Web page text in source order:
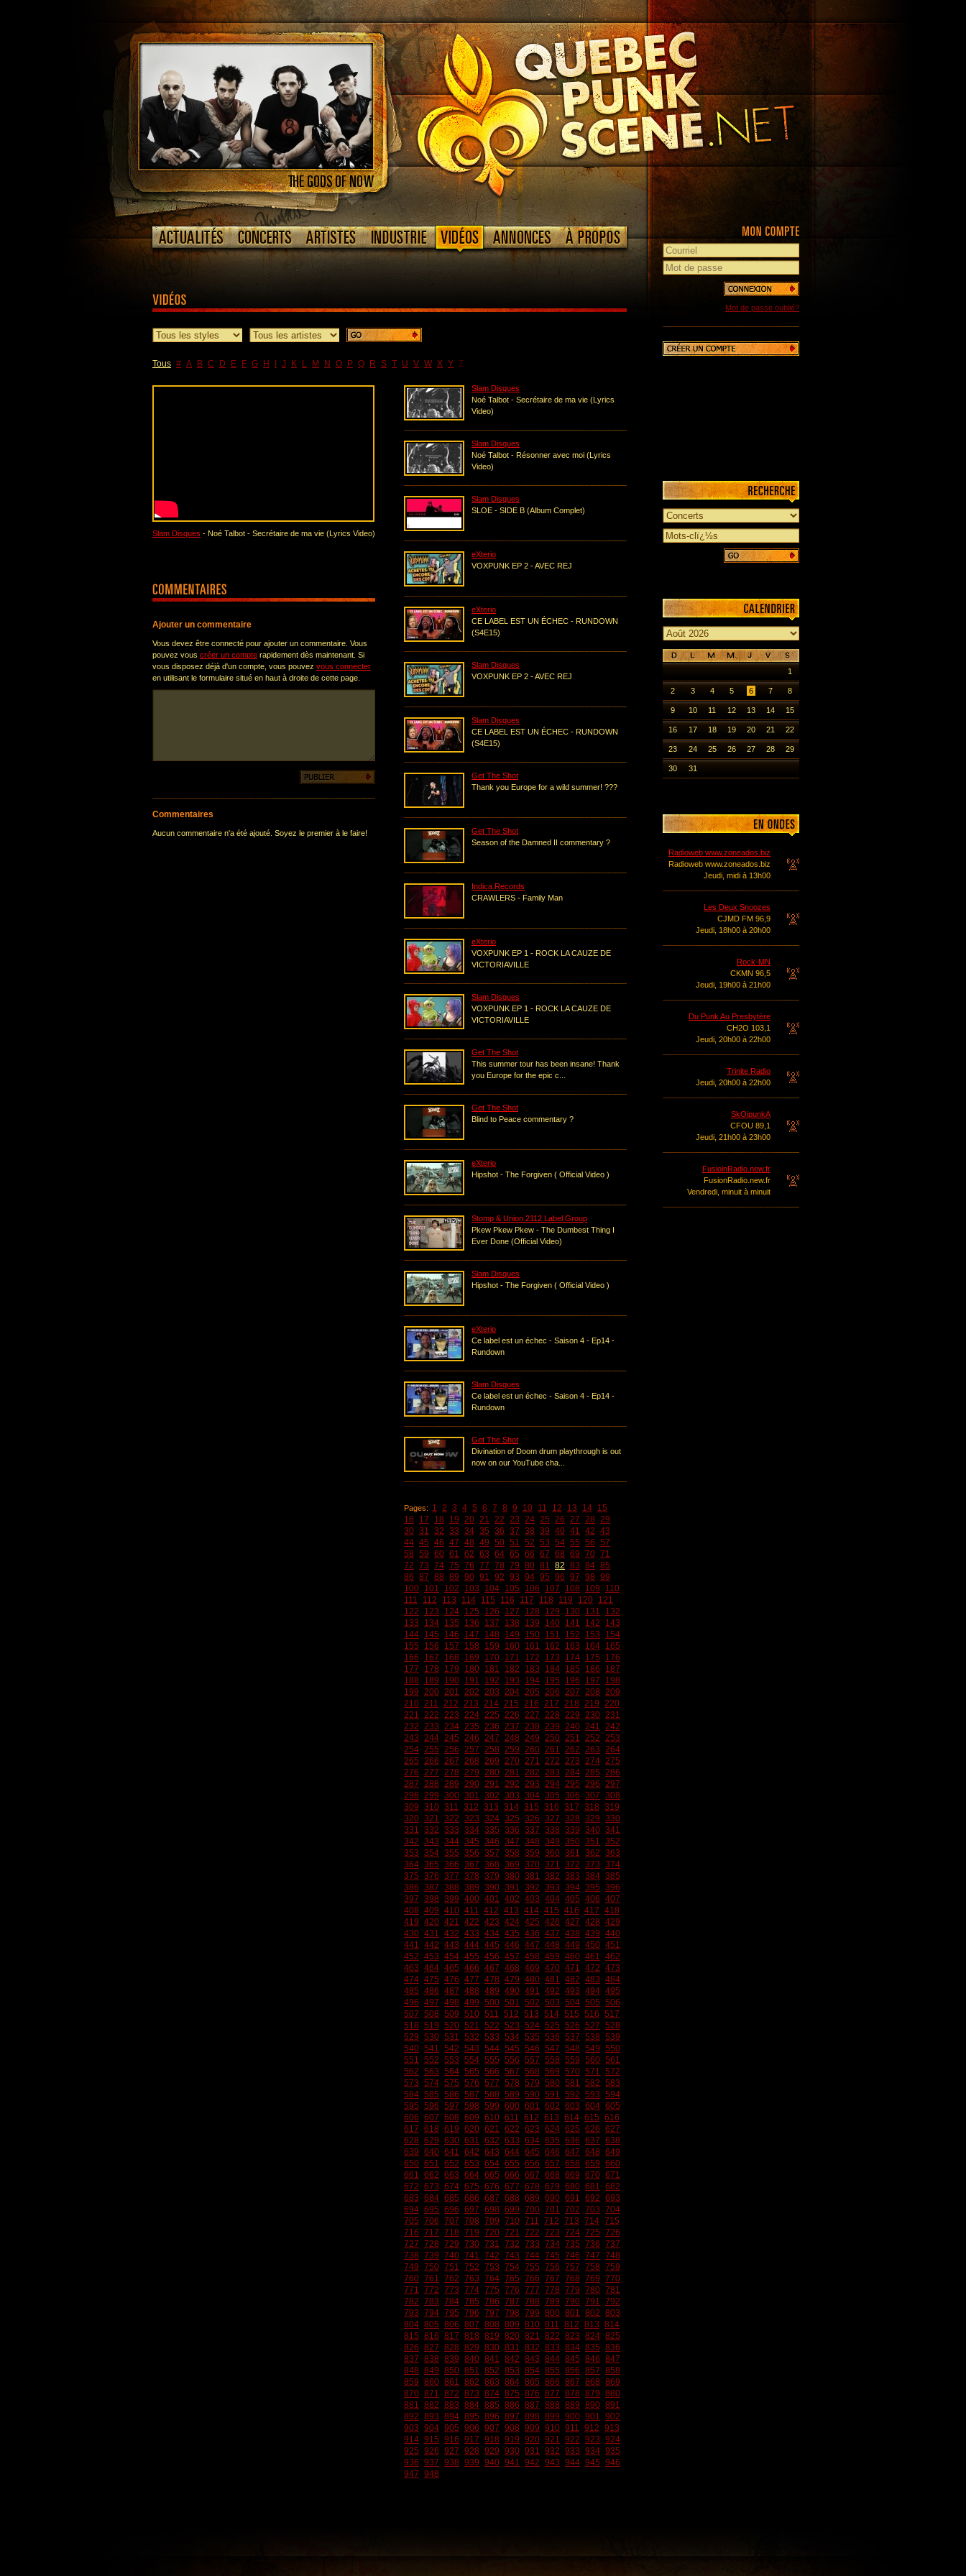
Tous # A B C D E F G H J K L M N O P Q R S T U V W X Y Z
Slam Disques - Noé Talbot - Secrétaire de ma vie (Lyrics Video)
Ajouter un commentaire
Vous devez être connecté pour ajouter un commentaire. Vous
pouvez vous créer un compte rapidement dès maintenant. Si
vous disposez déjà d'un compte, vous pouvez vous connecter
en utilisant le formulaire situé en haut à droite de cette page.
Commentaires
Aucun commentaire n'a été ajouté. Soyez le premier à le faire!
Slam Disques
Noé Talbot - Secrétaire de ma vie (Lyrics
Video)
Slam Disques
Noé Talbot - Résonner avec moi (Lyrics
Video)
Slam Disques
SLOE - SIDE B (Album Complet)
eXterio
VOXPUNK EP 2 - AVEC REJ
eXterio
CE LABEL EST UN ÉCHEC - RUNDOWN
(S4E15)
Slam Disques
VOXPUNK EP 2 - AVEC REJ
Slam Disques
CE LABEL EST UN ÉCHEC - RUNDOWN
(S4E15)
Get The Shot
Thank you Europe for a wild summer! ???
Get The Shot
Season of the Damned II commentary ?
Indica Records
CRAWLERS - Family Man
eXterio
VOXPUNK EP 1 - ROCK LA CAUZE DE
VICTORIAVILLE
Slam Disques
VOXPUNK EP 1 - ROCK LA CAUZE DE
VICTORIAVILLE
Get The Shot
This summer tour has been insane! Thank
you Europe for the epic c...
Get The Shot
Blind to Peace commentary ?
eXterio
Hipshot - The Forgiven ( Official Video )
Stomp & Union 2112 Label Group
Pkew Pkew Pkew - The Dumbest Thing I
Ever Done (Official Video)
Slam Disques
Hipshot - The Forgiven ( Official Video )
eXterio
Ce label est un échec - Saison 4 - Ep14 -
Rundown
Slam Disques
Ce label est un échec - Saison 4 - Ep14 -
Rundown
Get The Shot
Divination of Doom drum playthrough is out
now on our YouTube cha...
Pages: 1 2 3 4 5 6 7 8 9 10 11 12 13 14 15
16
17 18 19 20 21 22 23 24 25 26 27 28 29
30 31 32 33 34 35 36 37 38 39 40 41 42 43
44 45 46 47 48 49 50 51 52 53 54 55 56 57
58 59 60 61 62 63 64 65 66 67 68 69 70 71
72 73 74 75 76 77 78 79 80 81 82 83 84 85
86 87 88 89 90 91 92 93 94 95 96 97 98 99
100 101 102 103 104 105 106 107 108 109
110
111
112 113 114 115 116 117 118 119 120 121
122
123 124 125 126 127 128 129 130 131
132
133
134 135 136 137 138 139 140 141 142
143
144 145 146 147 148 149 150 151 152 153
154
155
156 157 158 159 160 161 162 163 164 165
166
167 168 169 170 171 172 173 174 175
176
177
178 179 180 181 182 183 184 185 186
187
188
189 190 191 192 193 194 195 196 197
198
199 200 201 202 203 204 205 206 207 208 209
210 211 212 213 214 215 216 217 218 219 220
221 222 223 224 225 226 227 228 229 230 231
232 233 234 235 236 237 238 239 240 241 242
243 244 245 246 247 248 249 250 251 252 253
254 255 256 257 258 259 260 261 262 263 264
265 266 267 268 269 270 271 272 273 274 275
276 277 278 279 280 281 282 283 284 285 286
287 288 289 290 291 292 293 294 295 296 297
298 299 300 301 302 303 304 305 306 307 308
309 310 311 312 313 314 315 316 317 318 319
320 321 322 323 324 325 326 327 328 329 330
331 332 333 334 335 336 337 338 339 340 341
342 343 344 345 346 347 348 349 350 351 352
353 354 355 356 357 358 359 360 361 362 363
364 365 366 367 368 369 370 371 372 373 374
375 376 377 378 379 380 381 382 383 384 385
386 387 388 389 390 391 392 393 394 395 396
397 398 399 400 401 402 403 404 405 406 407
408 409 410 411 412 413 414 415 416 417 418
419 420 421 422 423 424 425 426 427 428 429
430 431 432 433 434 435 436 437 438 439 440
441 442 443 444 445 446 447 448 449 450 451
452 453 454 455 456 457 458 459 460 461 462
463 464 465 466 467 468 469 470 471 472 473
474 475 476 477 478 479 480 481 482 483 484
485 486 487 488 489 490 491 492 493 494 495
496 497 498 499 500 501 502 503 504 505 506
507 508 509 510 511 512 513 514 515 516 517
518 519 520 521 522 523 524 525 526 527 528
529 530 531 532 533 534 535 536 537 538 539
540 541 542 543 544 545 546 547 548 549 550
551 552 553 554 555 556 557 558 559 560 561
562 563 564 565 566 567 568 569 570 571 572
573 574 575 576 577 578 579 580 581 582 583
584 585 586 587 588 589 590 591 592 593 594
595 596 597 598 599 600 601 602 603 604 605
606 607 608 609 610 611 612 613 614 615 616
617 618 619 620 621 622 623 624 625 626 627
628 629 630 631 632 633 634 635 636 637 638
639 640 641 642 643 644 645 646 647 648 649
650 651 652 653 654 655 656 657 658 659 660
661 662 663 664 665 666 667 668 669 670 671
672 673 674 675 676 677 678 679 680 681 682
683 684 685 686 687 688 689 690 691 692 693
694 695 696 697 698 699 700 701 702 703 704
705 706 707 708 709 710 711 712 713 714 715
716 717 718 719 720 721 722 723 724 725 726
727 728 729 730 731 732 733 734 735 736 737
738 739 740 741 742 743 744 745 746 747 748
749 750 751 752 753 754 755 756 757 758 759
760 761 762 763 764 765 766 767 768 769 770
771 772 773 774 775 776 777 778 779 780 781
782 783 784 785 786 787 788 789 790 791 792
793 794 795 796 797 798 799 800 801 802 803
804 805 806 807 808 809 810 811 812 813 814
815 816 817 818 819 820 821 822 823 824 825
826 827 828 829 830 831 832 833 834 835 836
837 838 839 840 841 842 843 844 845 846 847
848 849 850 851 852 853 854 855 856 857 858
859 860 861 862 863 864 865 866 867 868 869
870 871 872 873 874 875 876 877 878 879 880
881 882 883 884 885 886 887 888 889 890 891
892 893 894 895 896 897 898 899 900 901 902
903 904 905 906 907 908 909 910 911 912 913
914 915 916 917 918 919 920 921 922 923 924
925 926 927 928 929 930 931 932 933 934 935
936 937 938 939 940 941 942 943 944 945 946
947 948
Mot de passe oublié?
1
2 3 4 5 6 7 8
9 10 11 12 13 14 15
16 17 18 19 20 21 22
23 24 25 26 27 28 29
30 31
Radioweb www.zoneados.biz
Radioweb www.zoneados.biz
Jeudi, midi à 13h00
Les Deux Snoozes
CJMD FM 96,9
Jeudi, 18h00 à 20h00
Rock-MN
CKMN 96,5
Jeudi, 19h00 à 21h00
Du Punk Au Presbytère
CH2O 103,1
Jeudi, 20h00 à 22h00
Trinite Radio
Jeudi, 20h00 à 22h00
SkOipunkA
CFOU 89,1
Jeudi, 21h00 à 23h00
FusioinRadio.new.fr
FusionRadio.new.fr
Vendredi, minuit à minuit